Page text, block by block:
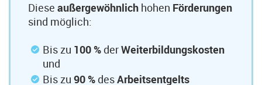
Diese außergewöhnlich hohen Förderungen
sind möglich:
Bis zu 100 % derWeiterbildungskosten
und
Bis zu 90 % desArbeitsentgelts